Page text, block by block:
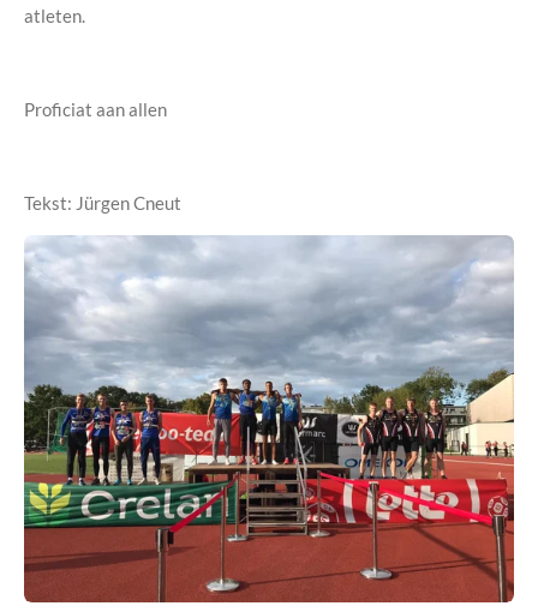
atleten.
Proficiat aan allen
Tekst: Jürgen Cneut